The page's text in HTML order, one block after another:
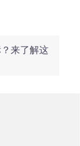
来了解这